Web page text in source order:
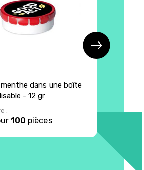
dans une boîte
- 12 gr
:
100 pièces
Prix